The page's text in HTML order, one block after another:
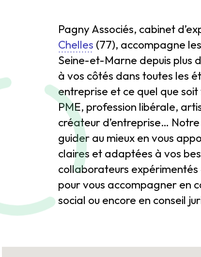
Pagny Associés, cabinet
Chelles (77), accompagne
Seine-et-Marne depuis plus
à vos côtés dans toutes les
entreprise et ce quel que
PME, profession libérale,
créateur d’entreprise…
guider au mieux en vous
claires et adaptées à vos
collaborateurs
pour vous accompagner en
social ou encore en conseil